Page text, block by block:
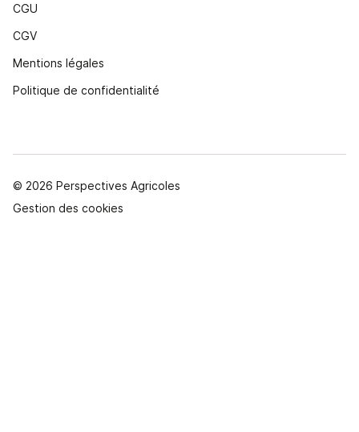
CGU
CGV
Mentions légales
Politique de confidentialité
© 2026 Perspectives Agricoles
Gestion des cookies